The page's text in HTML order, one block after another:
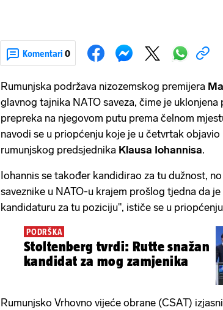
Komentari 0
Rumunjska podržava nizozemskog premijera
glavnog tajnika NATO saveza, čime je uklonjena
prepreka na njegovom putu prema čelnom
navodi se u priopćenju koje je u četvrtak objavio
rumunjskog predsjednika Klausa Iohannisa.
Iohannis se također kandidirao za tu dužnost,
saveznike u NATO-u krajem prošlog tjedna da
kandidaturu za tu poziciju", ističe se u
PODRŠKA
Stoltenberg tvrdi: Rutte snažan
kandidat za mog zamjenika
Rumunjsko Vrhovno vijeće obrane (CSAT)